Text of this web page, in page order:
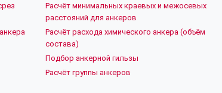
Расчёт минимальных краевых и межосевых
расстояний для анкеров
Расчёт расхода химического анкера (объём
состава)
Подбор анкерной гильзы
Расчёт группы анкеров